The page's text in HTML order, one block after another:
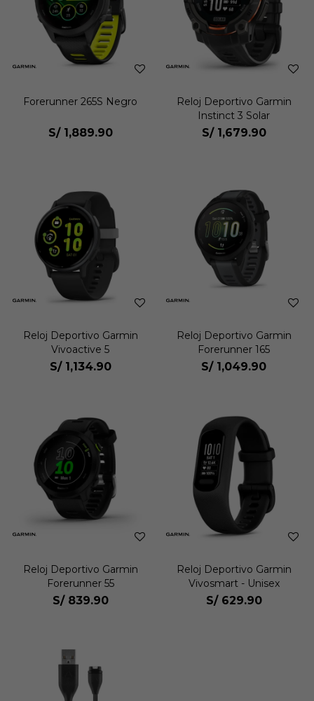
Forerunner 265S Negro
S/ 1,889.90
Reloj Deportivo Garmin
Instinct 3 Solar
S/ 1,679.90
Reloj Deportivo Garmin
Vivoactive 5
S/ 1,134.90
Reloj Deportivo Garmin
Forerunner 165
S/ 1,049.90
Reloj Deportivo Garmin
Forerunner 55
S/ 839.90
Reloj Deportivo Garmin
Vivosmart - Unisex
S/ 629.90